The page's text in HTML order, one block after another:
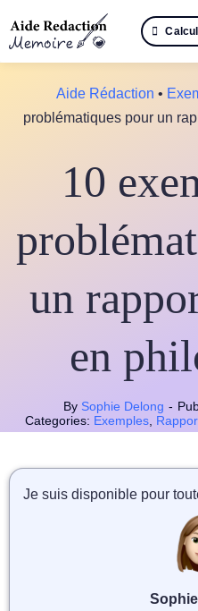
au
contenu
Aide Rédaction •
problématiques pour un
10
un
en
By Sophie Delong -
Categories: Exemples
Je suis disponible pour